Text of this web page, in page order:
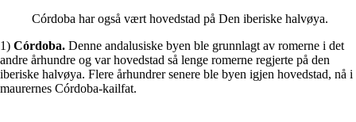
Córdoba har også vært hovedstad på Den iberiske halvøya.
1) Córdoba. Denne andalusiske byen ble grunnlagt av romerne i det
andre århundre og var hovedstad så lenge romerne regjerte på den
iberiske halvøya. Flere århundrer senere ble byen igjen hovedstad, nå i
maurernes Córdoba-kailfat.